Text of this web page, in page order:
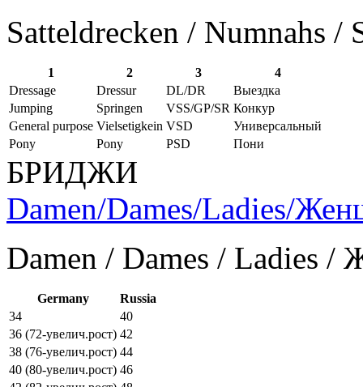
Satteldrecken / Numnahs /
1 2 3
4
Dressage
Dressur DL/DR
Выездка
Jumping
Springen VSS/GP/SR Конкур
General purpose Vielsetigkein VSD
Универсальный
Pony
Pony PSD Пони
БРИДЖИ
Damen/Dames/Ladies/
Damen / Dames / Ladies
Germany
Russia
34
40
36 (72-увелич.рост) 42
38 (76-увелич.рост) 44
40 (80-увелич.рост) 46